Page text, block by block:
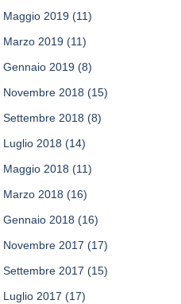
Maggio 2019 (11)
Marzo 2019 (11)
Gennaio 2019 (8)
Novembre 2018 (15)
Settembre 2018 (8)
Luglio 2018 (14)
Maggio 2018 (11)
Marzo 2018 (16)
Gennaio 2018 (16)
Novembre 2017 (17)
Settembre 2017 (15)
Luglio 2017 (17)